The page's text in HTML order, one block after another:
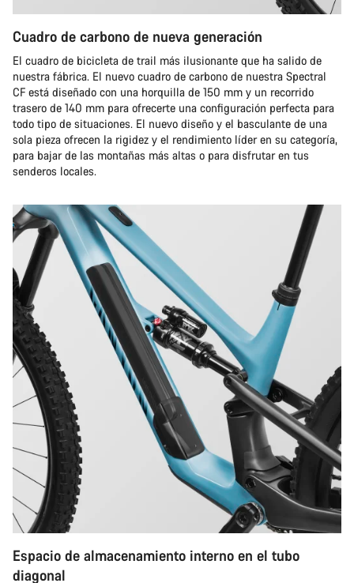
Cuadro de carbono de nueva generación
El cuadro de bicicleta de trail más ilusionante que ha salido de
nuestra fábrica. El nuevo cuadro de carbono de nuestra Spectral
CF está diseñado con una horquilla de 150 mm y un recorrido
trasero de 140 mm para ofrecerte una configuración perfecta para
todo tipo de situaciones. El nuevo diseño y el basculante de una
sola pieza ofrecen la rigidez y el rendimiento líder en su categoría,
para bajar de las montañas más altas o para disfrutar en tus
senderos locales.
Espacio de almacenamiento interno en el tubo
diagonal